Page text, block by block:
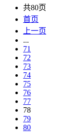
共80页
首页
上一页
...
71
72
73
74
75
76
77
78
79
80